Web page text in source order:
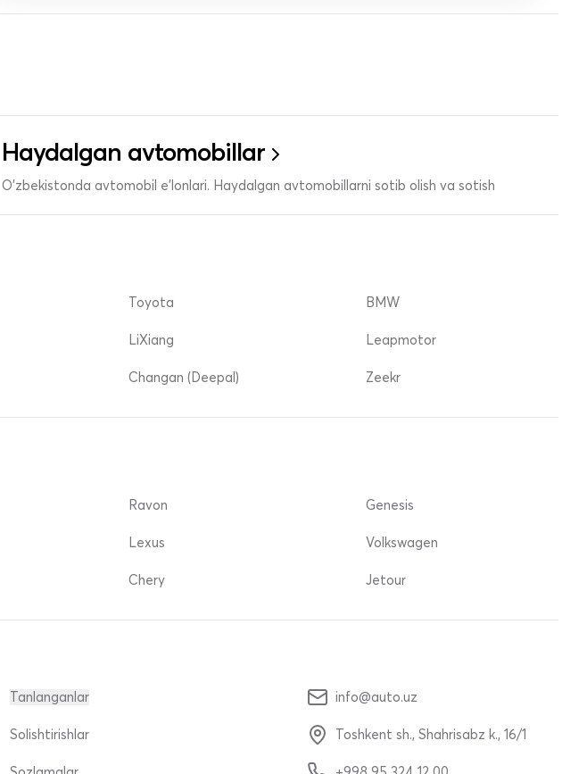
Haydalgan avtomobillar
O'zbekistonda avtomobil e’lonlari. Haydalgan avtomobillarni sotib olish va sotish
Toyota
LiXiang
Changan (Deepal)
BMW
Leapmotor
Zeekr
Ravon
Lexus
Chery
Genesis
Volkswagen
Jetour
Tanlanganlar
Solishtirishlar
info@auto.uz
Toshkent sh., Shahrisabz k., 16/1